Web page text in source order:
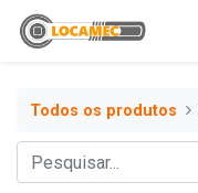
Todos os produtos